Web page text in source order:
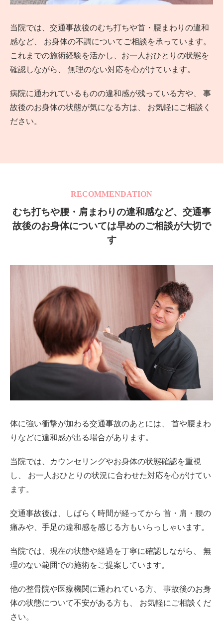
当院では、交通事故後のむち打ちや首・腰まわりの違和
感など、 お身体の不調についてご相談を承っています。
これまでの施術経験を活かし、お一人おひとりの状態を
確認しながら、 無理のない対応を心がけています。
病院に通われているものの違和感が残っている方や、 事
故後のお身体の状態が気になる方は、
お気軽にご相談く
ださい。
RECOMMENDATION
むち打ちや腰・肩まわりの違和感など、交通事
故後のお身体については早めのご相談が大切で
す
体に強い衝撃が加わる交通事故のあとには、
首や腰まわ
りなどに違和感が出る場合があります。
当院では、カウンセリングやお身体の状態確認を重視
し、
お一人おひとりの状況に合わせた対応を心がけてい
ます。
交通事故後は、しばらく時間が経ってから 首・肩・腰の
痛みや、手足の違和感を感じる方もいらっしゃいます。
当院では、現在の状態や経過を丁寧に確認しながら、
無
理のない範囲での施術をご提案しています。
他の整骨院や医療機関に通われている方、
事故後のお身
体の状態について不安がある方も、
お気軽にご相談くだ
さい。